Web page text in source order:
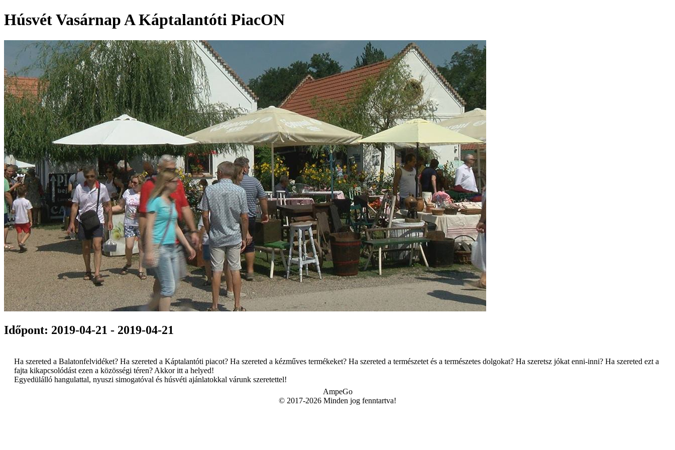
Húsvét Vasárnap A Káptalantóti PiacON
Időpont: 2019-04-21 - 2019-04-21
Ha szereted a Balatonfelvidéket? Ha szereted a Káptalantóti piacot? Ha szereted a kézműves termékeket? Ha szereted a természetet és a természetes dolgokat? Ha szeretsz jókat enni-inni? Ha szereted ezt a
fajta kikapcsolódást ezen a közösségi téren? Akkor itt a helyed!
Egyedülálló hangulattal, nyuszi simogatóval és húsvéti ajánlatokkal várunk szeretettel!
AmpeGo
© 2017-2026 Minden jog fenntartva!